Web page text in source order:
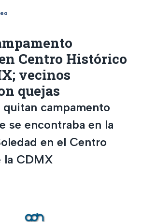
Centro Histórico
vecinos
quejas
campamento
se encontraba en la
en el Centro
CDMX